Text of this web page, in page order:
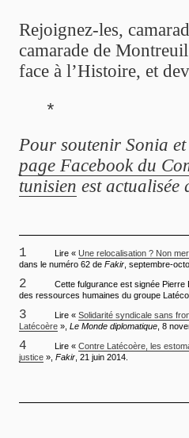
Rejoignez-les,
camarade de
face à l’Histoire, et
*
Pour soutenir Sonia
page Facebook du
tunisien est actualisée
1 Lire « Une relocalisation ? Non
dans le numéro 62 de Fakir , septembre-
2
Cette fulgurance est signée Pierre
des ressources humaines du groupe
3 Lire « Solidarité syndicale sans
Latécoère », Le Monde diplomatique , 8
4 Lire « Contre Latécoère, les
justice », Fakir , 21 juin 2014.